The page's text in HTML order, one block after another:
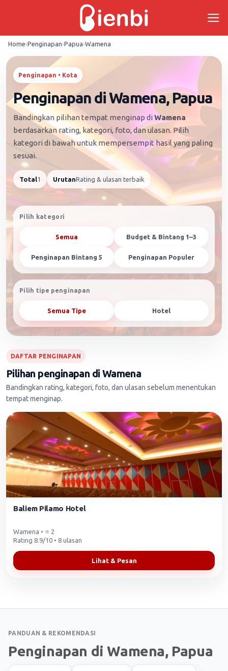
Home›Penginapan›Papua›Wamena
Penginapan • Kota
Penginapan di Wamena, Papua
Bandingkan pilihan tempat menginap diWamena
berdasarkan rating, kategori, foto, dan ulasan. Pilih
kategori di bawah untuk mempersempit hasil yang paling
sesuai.
Total1 UrutanRating & ulasan terbaik
Pilih kategori
Semua Budget & Bintang 1–3
Penginapan Bintang 5 Penginapan Populer
Pilih tipe penginapan
Semua Tipe Hotel
DAFTAR PENGINAPAN
Pilihan penginapan di Wamena
Bandingkan rating, kategori, foto, dan ulasan sebelum menentukan
tempat menginap.
Baliem Pilamo Hotel
Wamena • ⭐ 2
Rating 8.9/10 • 8 ulasan
Lihat & Pesan
PANDUAN & REKOMENDASI
Penginapan di Wamena, Papua